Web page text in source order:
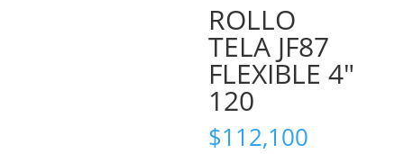
ROLLO
TELA JF87
FLEXIBLE 4″
120
$112,100